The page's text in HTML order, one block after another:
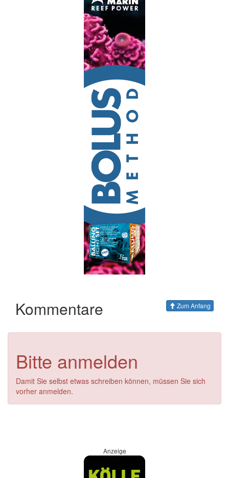
Kommentare Zum Anfang
Bitte anmelden
Damit Sie selbst etwas schreiben können, müssen Sie sich
vorher anmelden.
Anzeige